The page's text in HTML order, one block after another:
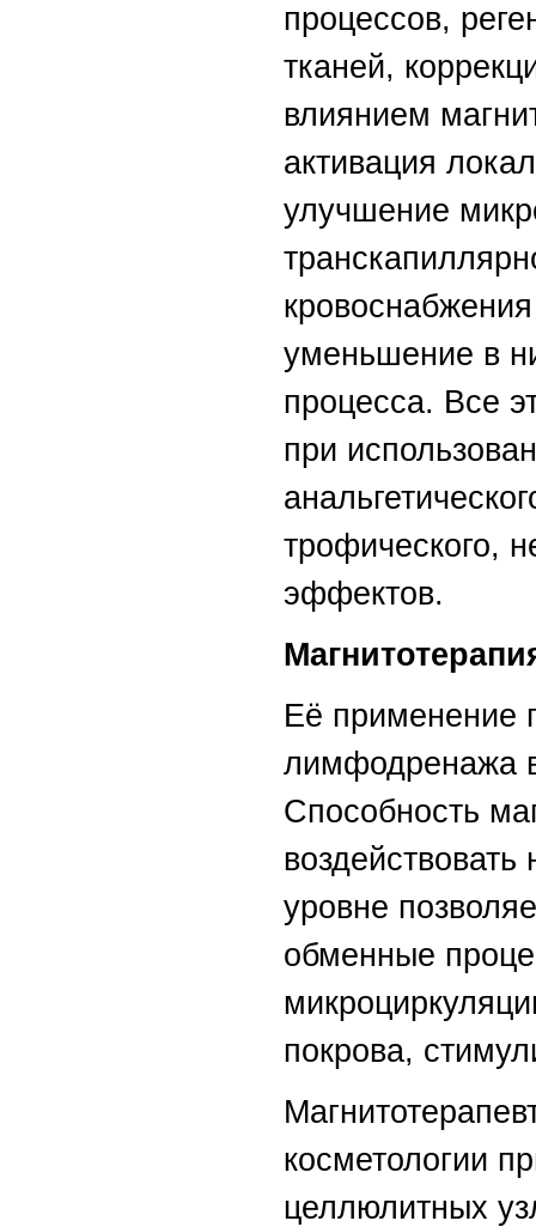
процессов,
тканей,
влиянием
активация
улучшение
уменьшение в
процесса. Все
при
трофического,
эффектов.
Её применение
лимфодренажа
Способность
уровне
обменные
покрова,
косметологии
целлюлитных